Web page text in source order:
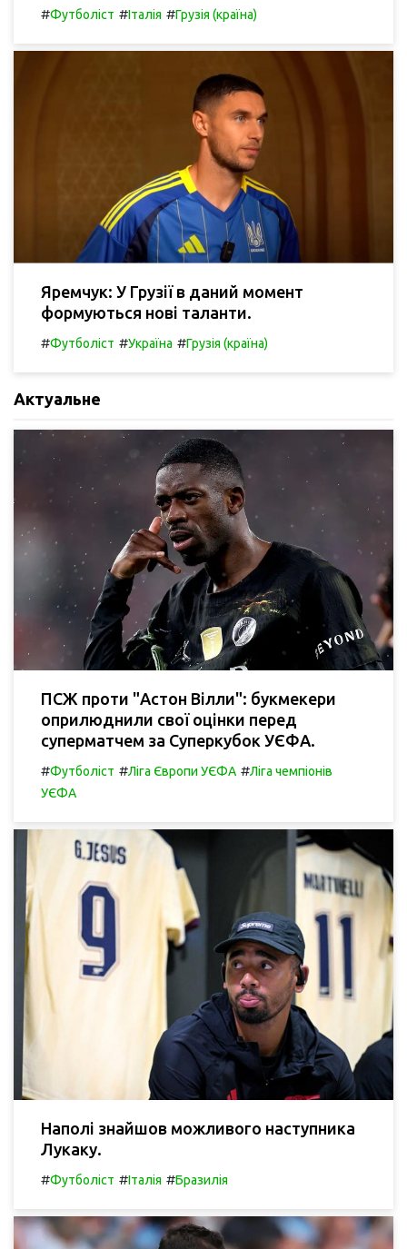
#Футболіст #Італія #Грузія (країна)
Яремчук: У Грузії в даний момент
формуються нові таланти.
#Футболіст #Україна #Грузія (країна)
Актуальне
ПСЖ проти "Астон Вілли": букмекери
оприлюднили свої оцінки перед
суперматчем за Суперкубок УЄФА.
#Футболіст #Ліга Європи УЄФА #Ліга чемпіонів
УЄФА
Наполі знайшов можливого наступника
Лукаку.
#Футболіст #Італія #Бразилія